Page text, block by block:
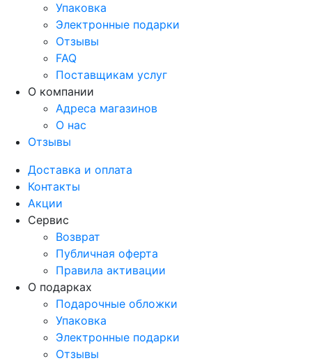
Упаковка
Электронные подарки
Отзывы
FAQ
Поставщикам услуг
О компании
Адреса магазинов
О нас
Отзывы
Доставка и оплата
Контакты
Акции
Сервис
Возврат
Публичная оферта
Правила активации
О подарках
Подарочные обложки
Упаковка
Электронные подарки
Отзывы